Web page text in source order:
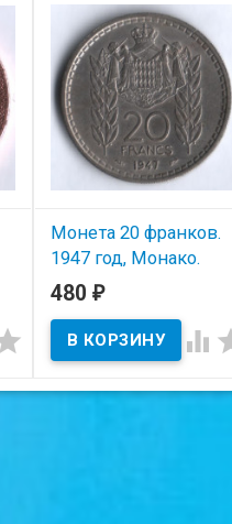
Монета 20 франков.
1947 год, Монако.
В наличии
480 ₽
